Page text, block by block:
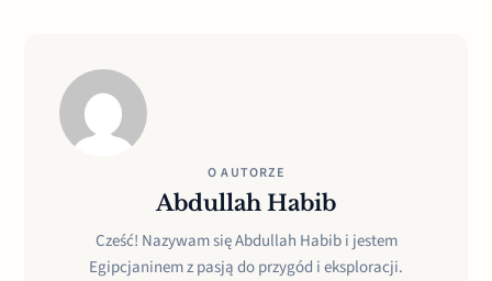
O AUTORZE
Abdullah Habib
Cześć! Nazywam się Abdullah Habib i jestem
Egipcjaninem z pasją do przygód i eksploracji.